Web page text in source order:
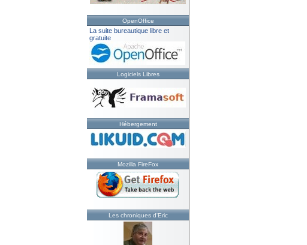
OpenOffice
La suite bureautique libre et
gratuite
Logiciels Libres
Hébergement
Mozilla FireFox
Les chroniques d'Eric